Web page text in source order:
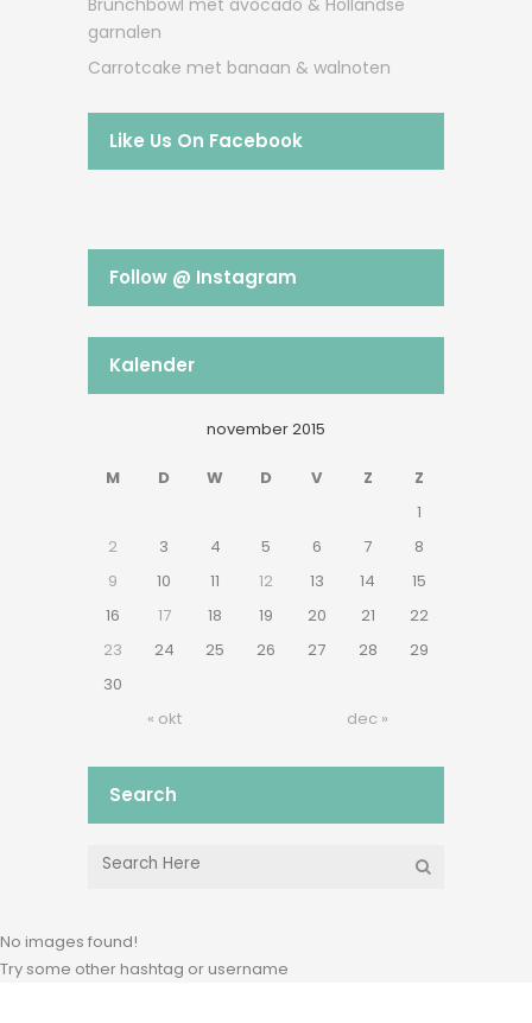
garnalen
Carrotcake met banaan & walnoten
Like Us On Facebook
Follow @ Instagram
Kalender
november 2015
M D W D V Z Z
« okt dec »
1
2
3 4 5 6 7
8
9
10 11 12 13 14
15
16
17 18 19 20 21
22
23
24 25 26 27 28
29
30
Search
No images found!
Try some other hashtag or username